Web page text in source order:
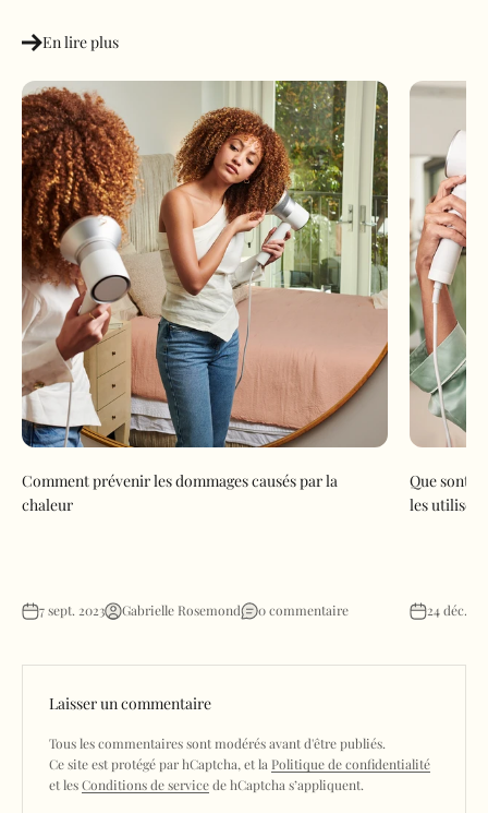
En lire plus
Comment prévenir les dommages causés par la
chaleur
7 sept. 2023 Gabrielle Rosemond 0 commentaire
Que sont
les utiliser
24 déc.
Laisser un commentaire
Tous les commentaires sont modérés avant d'être publiés.
Ce site est protégé par hCaptcha, et la Politique de confidentialité
et lesConditions de servicede hCaptcha s’appliquent.